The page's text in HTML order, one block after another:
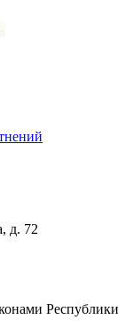
д. 72
Республики